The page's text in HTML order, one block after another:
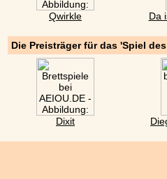
Qwirkle Da
Die Preisträger für das 'Spiel
Dixit